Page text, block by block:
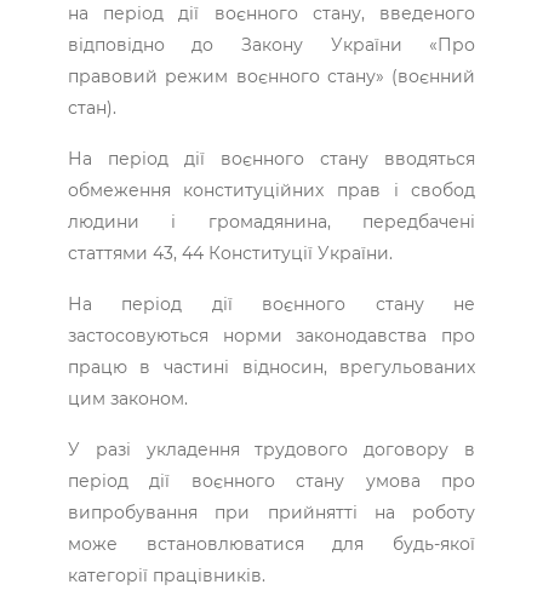
на період дії воєнного стану, введеного
відповідно до Закону України «Про
правовий режим воєнного стану» (воєнний
стан).
На період дії воєнного стану вводяться
обмеження конституційних прав і свобод
людини і громадянина, передбачені
статтями 43, 44 Конституції України.
На період дії воєнного стану не
застосовуються норми законодавства про
працю в частині відносин, врегульованих
цим законом.
У разі укладення трудового договору в
період дії воєнного стану умова про
випробування при прийнятті на роботу
може встановлюватися для будь-якої
категорії працівників.